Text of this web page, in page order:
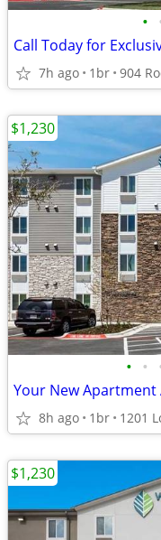
•
7h ago 1br 904
• •
8h ago 1br 1201
$1,230
$1,230